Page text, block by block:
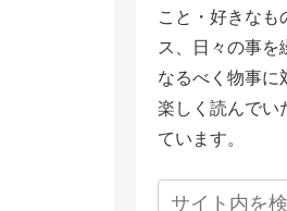
こと・好きなも
ス、日々の事を
なるべく物事に
楽しく読んでい
ています。